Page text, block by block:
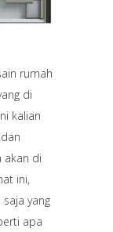
rumah
di
kalian
akan di
ini,
yang
apa